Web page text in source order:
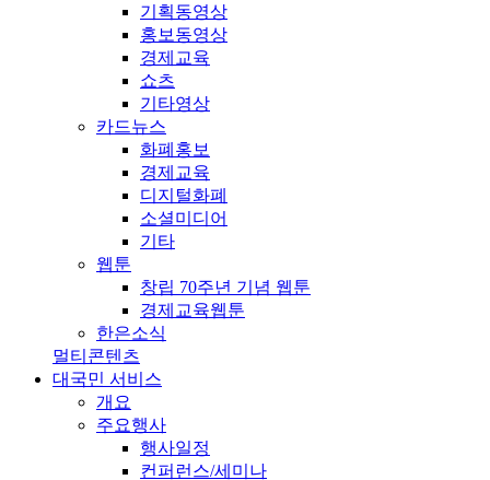
기획동영상
홍보동영상
경제교육
쇼츠
기타영상
카드뉴스
화폐홍보
경제교육
디지털화폐
소셜미디어
기타
웹툰
창립 70주년 기념 웹툰
경제교육웹툰
한은소식
멀티콘텐츠
대국민 서비스
개요
주요행사
행사일정
컨퍼런스/세미나